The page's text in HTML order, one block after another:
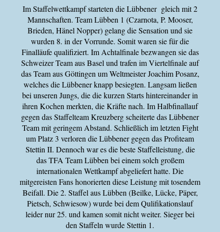
Im Staffelwettkampf starteten die Lübbener gleich mit 2
Mannschaften. Team Lübben 1 (Czarnota, P. Mooser,
Brieden, Hänel Nopper) gelang die Sensation und sie
wurden 8. in der Vorrunde. Somit waren sie für die
Finalläufe qualifiziert. Im Achtalfinale bezwangen sie das
Schweizer Team aus Basel und trafen im Viertelfinale auf
das Team aus Göttingen um Weltmeister Joachim Posanz,
welches die Lübbener knapp besiegten. Langsam ließen
bei unseren Jungs, die die kurzen Starts hintereinander in
ihren Kochen merkten, die Kräfte nach. Im Halbfinallauf
gegen das Staffelteam Kreuzberg scheiterte das Lübbener
Team mit geringem Abstand. Schließlich im letzten Fight
um Platz 3 verloren die Lübbener gegen das Profiteam
Stettin II. Dennoch war es die beste Staffelleistung, die
das TFA Team Lübben bei einem solch großem
internationalen Wettkampf abgeliefert hatte. Die
mitgereisten Fans honorierten diese Leistung mit tosendem
Beifall. Die 2. Staffel aus Lübben (Beilke, Lücke, Päper,
Pietsch, Schwiesow) wurde bei dem Qulifikationslauf
leider nur 25. und kamen somit nicht weiter. Sieger bei
den Staffeln wurde Stettin 1.